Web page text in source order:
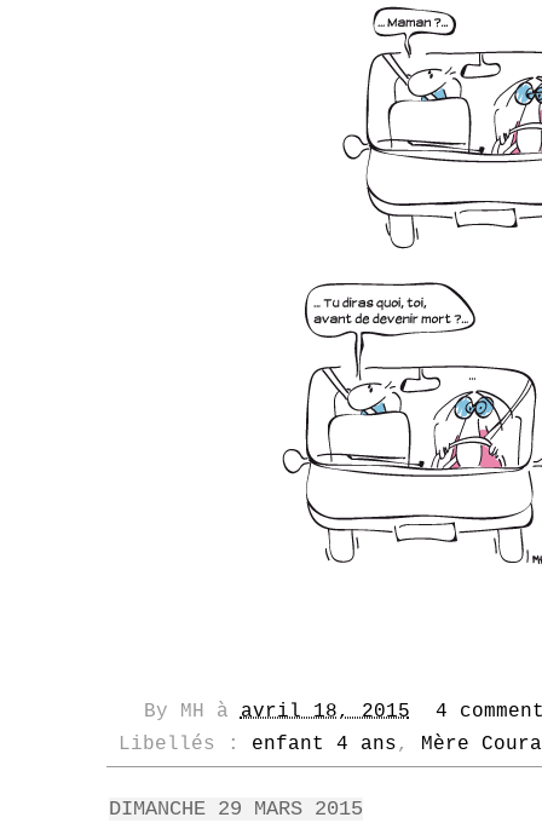
By MH àavril 18, 2015
4
Libellés : enfant 4 ans, Mère
DIMANCHE 29 MARS 2015